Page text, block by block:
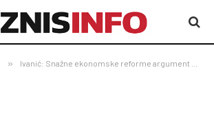
» Ivanić: Snažne ekonomske reforme argument za status kandidata